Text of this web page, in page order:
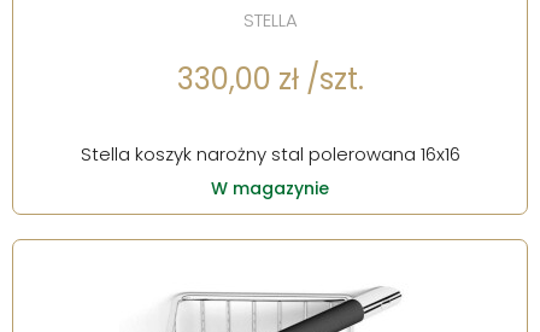
STELLA
330,00 zł /szt.
Stella koszyk narożny stal polerowana 16x16
W magazynie